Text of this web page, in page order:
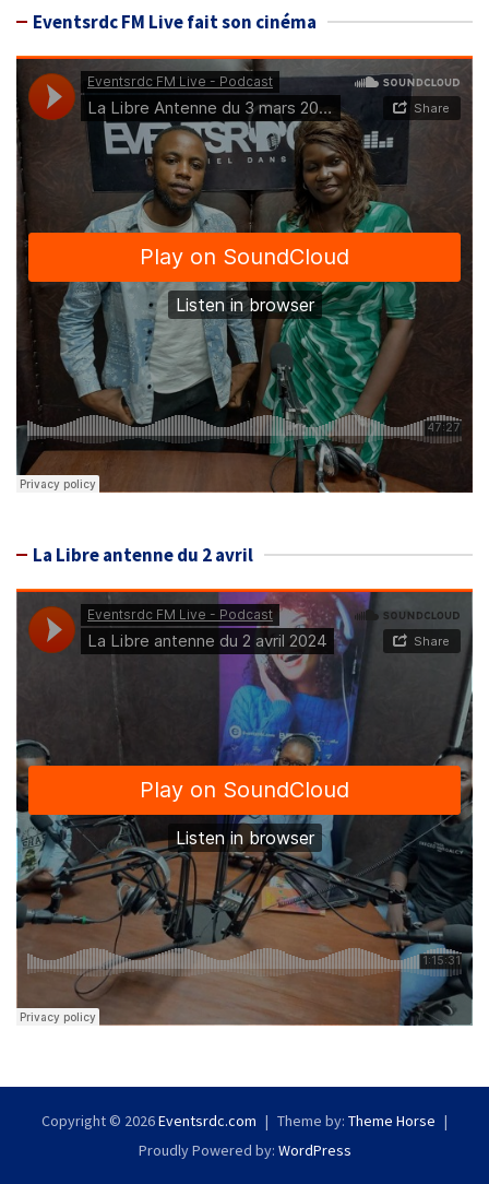
Eventsrdc FM Live fait son cinéma
La Libre antenne du 2 avril
Copyright © 2026Eventsrdc.com Theme by: Theme Horse
Proudly Powered by: WordPress